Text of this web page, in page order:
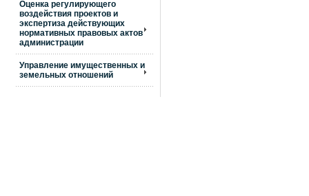
Оценка регулирующего
воздействия проектов и
экспертиза действующих
нормативных правовых актов
администрации
Управление имущественных и
земельных отношений